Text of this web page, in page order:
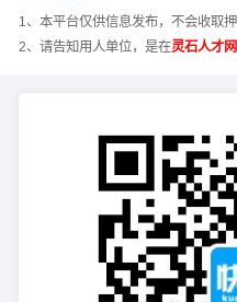
1、本平台仅供信息发布，不会收取押
2、请告知用人单位，是在灵石人才网